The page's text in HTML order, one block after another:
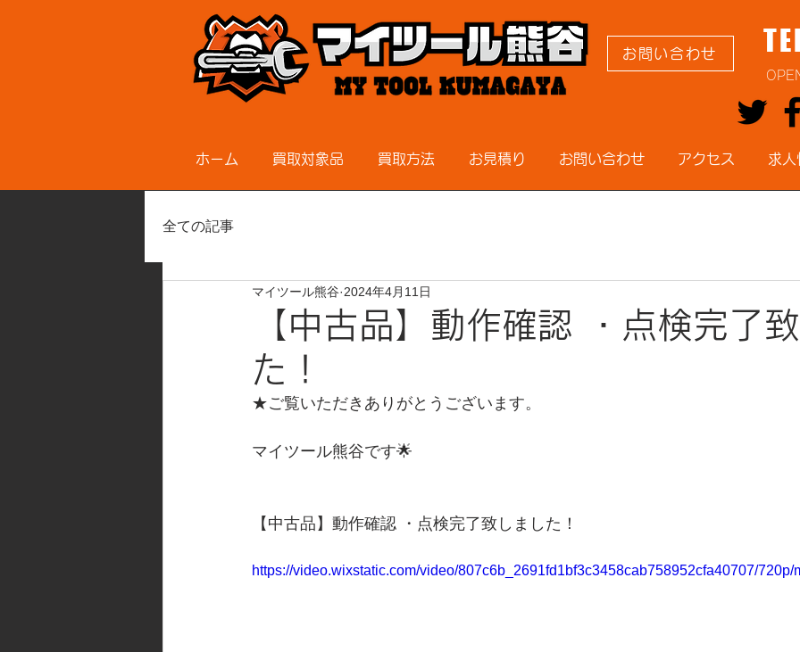
お問い合わせ
ホーム 買取対象品 買取方法 お見積り お問い合わせ アクセス 求人
全ての記事
【中古品】動作確認 ・点検完了
た！
マイツール熊谷 2024年4月11日
★ご覧いただきありがとうございます。
マイツール熊谷です🌟
【中古品】動作確認 ・点検完了致しました！
https://video.wixstatic.com/video/807c6b_2691fd1bf3c3458cab758952cfa40707/720p/